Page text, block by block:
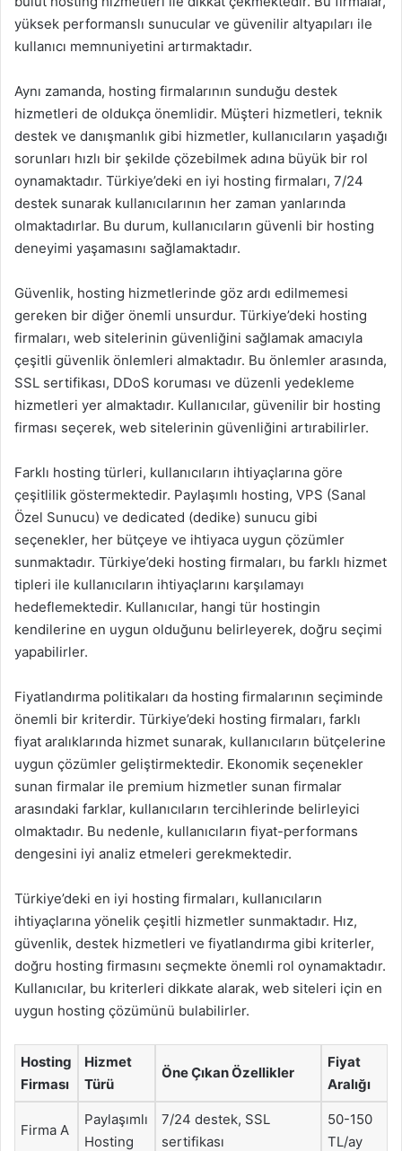
yüksek performanslı sunucular ve güvenilir altyapıları ile
kullanıcı memnuniyetini artırmaktadır.
Aynı zamanda, hosting firmalarının sunduğu destek
hizmetleri de oldukça önemlidir. Müşteri hizmetleri, teknik
destek ve danışmanlık gibi hizmetler, kullanıcıların yaşadığı
sorunları hızlı bir şekilde çözebilmek adına büyük bir rol
oynamaktadır. Türkiye’deki en iyi hosting firmaları, 7/24
destek sunarak kullanıcılarının her zaman yanlarında
olmaktadırlar. Bu durum, kullanıcıların güvenli bir hosting
deneyimi yaşamasını sağlamaktadır.
Güvenlik, hosting hizmetlerinde göz ardı edilmemesi
gereken bir diğer önemli unsurdur. Türkiye’deki hosting
firmaları, web sitelerinin güvenliğini sağlamak amacıyla
çeşitli güvenlik önlemleri almaktadır. Bu önlemler arasında,
SSL sertifikası, DDoS koruması ve düzenli yedekleme
hizmetleri yer almaktadır. Kullanıcılar, güvenilir bir hosting
firması seçerek, web sitelerinin güvenliğini artırabilirler.
Farklı hosting türleri, kullanıcıların ihtiyaçlarına göre
çeşitlilik göstermektedir. Paylaşımlı hosting, VPS (Sanal
Özel Sunucu) ve dedicated (dedike) sunucu gibi
seçenekler, her bütçeye ve ihtiyaca uygun çözümler
sunmaktadır. Türkiye’deki hosting firmaları, bu farklı hizmet
tipleri ile kullanıcıların ihtiyaçlarını karşılamayı
hedeflemektedir. Kullanıcılar, hangi tür hostingin
kendilerine en uygun olduğunu belirleyerek, doğru seçimi
yapabilirler.
Fiyatlandırma politikaları da hosting firmalarının seçiminde
önemli bir kriterdir. Türkiye’deki hosting firmaları, farklı
fiyat aralıklarında hizmet sunarak, kullanıcıların bütçelerine
uygun çözümler geliştirmektedir. Ekonomik seçenekler
sunan firmalar ile premium hizmetler sunan firmalar
arasındaki farklar, kullanıcıların tercihlerinde belirleyici
olmaktadır. Bu nedenle, kullanıcıların fiyat-performans
dengesini iyi analiz etmeleri gerekmektedir.
Türkiye’deki en iyi hosting firmaları, kullanıcıların
ihtiyaçlarına yönelik çeşitli hizmetler sunmaktadır. Hız,
güvenlik, destek hizmetleri ve fiyatlandırma gibi kriterler,
doğru hosting firmasını seçmekte önemli rol oynamaktadır.
Kullanıcılar, bu kriterleri dikkate alarak, web siteleri için en
uygun hosting çözümünü bulabilirler.
Hosting
Firması
Hizmet
Türü
Öne Çıkan Özellikler
Fiyat
Aralığı
Firma A
Paylaşımlı
Hosting
7/24 destek, SSL
sertifikası
50-150
TL/ay